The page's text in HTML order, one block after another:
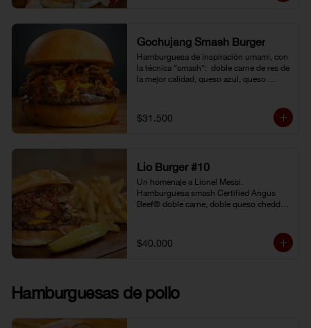
Gochujang Smash Burger
Hamburguesa de inspiración umami, con
la técnica “smash”:  doble carne de res de
la mejor calidad, queso azul, queso
gochujang (pasta coreana de chiles rojos,
soya fermentada y harina de arroz).
$31.500
Lio Burger #10
Un homenaje a Lionel Messi.
Hamburguesa smash Certified Angus
Beef® doble carne, doble queso cheddar,
$40.000
Hamburguesas de pollo